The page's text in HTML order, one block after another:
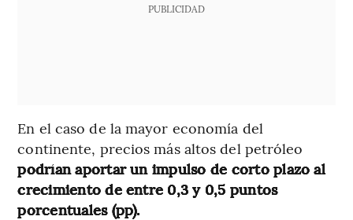
PUBLICIDAD
En el caso de la mayor economía del
continente, precios más altos del petróleo
podrían aportar un impulso de corto plazo al
crecimiento de entre 0,3 y 0,5 puntos
porcentuales (pp).